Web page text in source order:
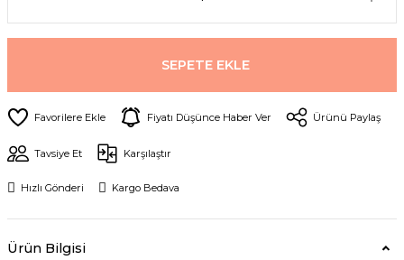
SEPETE EKLE
Fiyatı Düşünce Haber Ver Ürünü Paylaş
Tavsiye Et Karşılaştır
Hızlı Gönderi Kargo Bedava
Ürün Bilgisi